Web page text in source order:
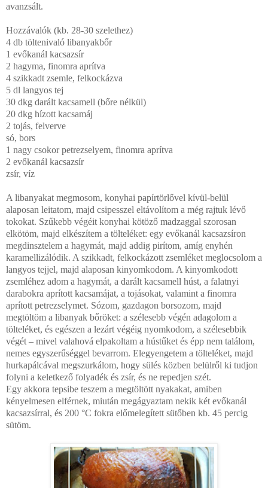
avanzsált.
Hozzávalók (kb. 28-30 szelethez)
4 db töltenivaló libanyakbőr
1 evőkanál kacsazsír
2 hagyma, finomra aprítva
4 szikkadt zsemle, felkockázva
5 dl langyos tej
30 dkg darált kacsamell (bőre nélkül)
20 dkg hízott kacsamáj
2 tojás, felverve
só, bors
1 nagy csokor petrezselyem, finomra aprítva
2 evőkanál kacsazsír
zsír, víz
A libanyakat megmosom, konyhai papírtörlővel kívül-belül
alaposan leitatom, majd csipesszel eltávolítom a még rajtuk lévő
tokokat. Szűkebb végéit konyhai kötöző madzaggal szorosan
elkötöm, majd elkészítem a tölteléket: egy evőkanál kacsazsíron
megdinsztelem a hagymát, majd addig pirítom, amíg enyhén
karamellizálódik. A szikkadt, felkockázott zsemléket meglocsolom a
langyos tejjel, majd alaposan kinyomkodom. A kinyomkodott
zsemléhez adom a hagymát, a darált kacsamell húst, a falatnyi
darabokra aprított kacsamájat, a tojásokat, valamint a finomra
aprított petrezselymet. Sózom, gazdagon borsozom, majd
megtöltöm a libanyak bőröket: a szélesebb végén adagolom a
tölteléket, és egészen a lezárt végéig nyomkodom, a szélesebbik
végét – mivel valahová elpakoltam a hústűket és épp nem találom,
nemes egyszerűséggel bevarrom. Elegyengetem a tölteléket, majd
hurkapálcával megszurkálom, hogy sülés közben belülről ki tudjon
folyni a keletkező folyadék és zsír, és ne repedjen szét.
Egy akkora tepsibe teszem a megtöltött nyakakat, amiben
kényelmesen elférnek, miután megágyaztam nekik két evőkanál
kacsazsírral, és 200 °C fokra előmelegített sütőben kb. 45 percig
sütöm.